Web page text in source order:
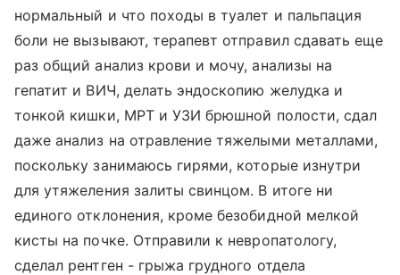
нормальный и что походы в туалет и пальпация
боли не вызывают, терапевт отправил сдавать еще
раз общий анализ крови и мочу, анализы на
гепатит и ВИЧ, делать эндоскопию желудка и
тонкой кишки, МРТ и УЗИ брюшной полости, сдал
даже анализ на отравление тяжелыми металлами,
поскольку занимаюсь гирями, которые изнутри
для утяжеления залиты свинцом. В итоге ни
единого отклонения, кроме безобидной мелкой
кисты на почке. Отправили к невропатологу,
сделал рентген - грыжа грудного отдела